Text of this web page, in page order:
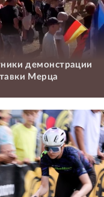
демонстрации
Мерца